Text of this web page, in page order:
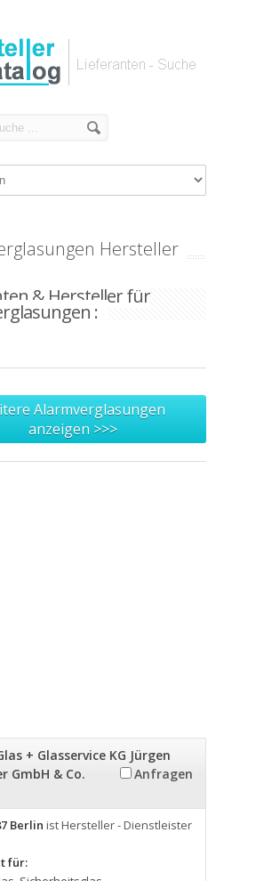
Hersteller
& Hersteller für
:
Alarmverglasungen
anzeigen >>>
+ Glasservice KG Jürgen
GmbH & Co.
Anfragen
Berlin ist Hersteller - Dienstleister
für: